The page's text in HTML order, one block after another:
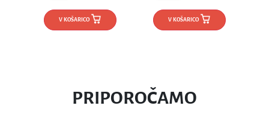
V KOŠARICO V KOŠARICO
PRIPOROČAMO